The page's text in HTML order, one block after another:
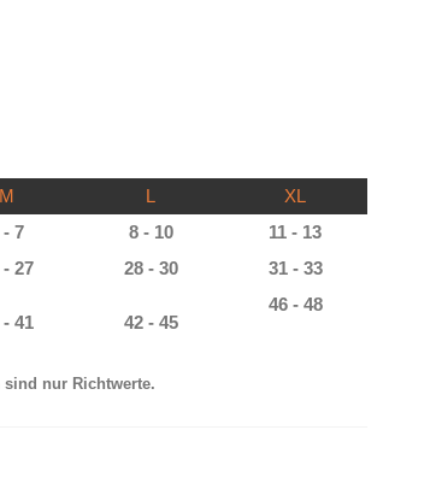
M L XL
sind nur Richtwerte.
- 7 8 - 10 11 - 13
27 28 - 30 31 - 33
41 42 - 45
46 - 48